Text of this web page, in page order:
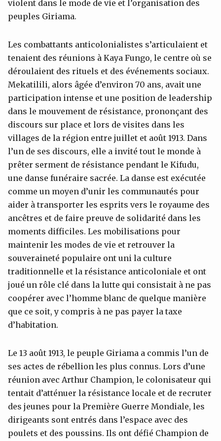
violent dans le mode de vie et l’organisation des
peuples Giriama.
Les combattants anticolonialistes s’articulaient et
tenaient des réunions à Kaya Fungo, le centre où se
déroulaient des rituels et des événements sociaux.
Mekatilili, alors âgée d’environ 70 ans, avait une
participation intense et une position de leadership
dans le mouvement de résistance, prononçant des
discours sur place et lors de visites dans les
villages de la région entre juillet et août 1913. Dans
l’un de ses discours, elle a invité tout le monde à
prêter serment de résistance pendant le Kifudu,
une danse funéraire sacrée. La danse est exécutée
comme un moyen d’unir les communautés pour
aider à transporter les esprits vers le royaume des
ancêtres et de faire preuve de solidarité dans les
moments difficiles. Les mobilisations pour
maintenir les modes de vie et retrouver la
souveraineté populaire ont uni la culture
traditionnelle et la résistance anticoloniale et ont
joué un rôle clé dans la lutte qui consistait à ne pas
coopérer avec l’homme blanc de quelque manière
que ce soit, y compris à ne pas payer la taxe
d’habitation.
Le 13 août 1913, le peuple Giriama a commis l’un de
ses actes de rébellion les plus connus. Lors d’une
réunion avec Arthur Champion, le colonisateur qui
tentait d’atténuer la résistance locale et de recruter
des jeunes pour la Première Guerre Mondiale, les
dirigeants sont entrés dans l’espace avec des
poulets et des poussins. Ils ont défié Champion de